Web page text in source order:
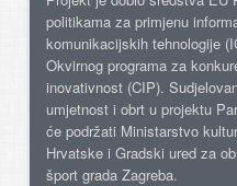
politikama za primjenu
komunikacijskih tehnologije
Okvirnog programa za
inovativnost (CIP).
umjetnost i obrt u projektu
će podržati Ministarstvo
Hrvatske i Gradski ured za
šport grada Zagreba.